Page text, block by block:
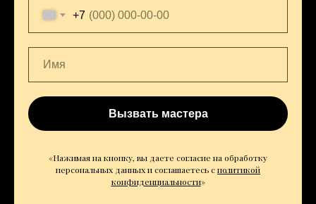
+7
Вызвать мастера
«Нажимая на кнопку, вы даете согласие на обработку
персональных данных и соглашаетесь cполитикой
конфиденциальности»